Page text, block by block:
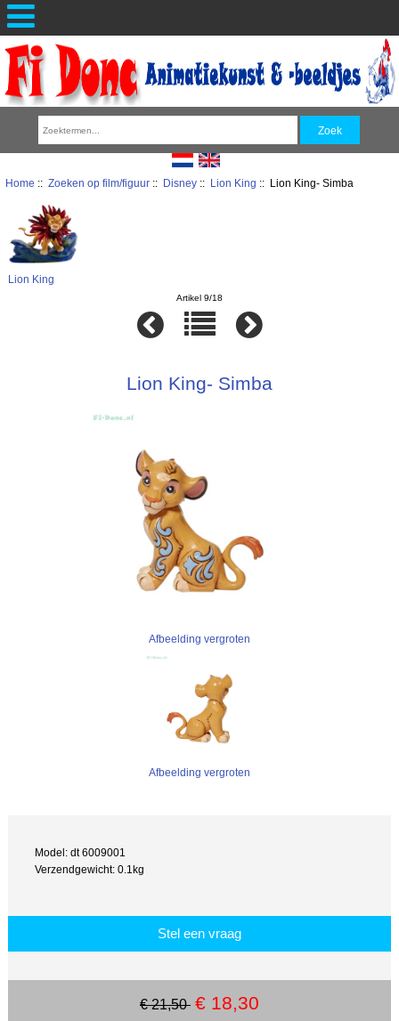
Home :: Zoeken op film/figuur:: Disney:: Lion King :: Lion King- Simba
Lion King
Artikel 9/18
Lion King- Simba
Afbeelding vergroten
Afbeelding vergroten
Model: dt 6009001
Verzendgewicht: 0.1kg
Stel een vraag
€ 21,50 € 18,30